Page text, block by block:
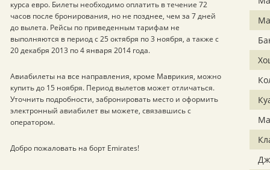
курса евро. Билеты необходимо оплатить в течение 72
часов после бронирования, но не позднее, чем за 7 дней
до вылета. Рейсы по приведенным тарифам не
выполняются в период с 25 октября по 3 ноября, а также с
20 декабря 2013 по 4 января 2014 года.
Авиабилеты на все направления, кроме Маврикия, можно
купить до 15 ноября. Период вылетов может отличаться.
Уточнить подробности, забронировать место и оформить
электронный авиабилет вы можете, связавшись с
оператором.
Добро пожаловать на борт Emirates!